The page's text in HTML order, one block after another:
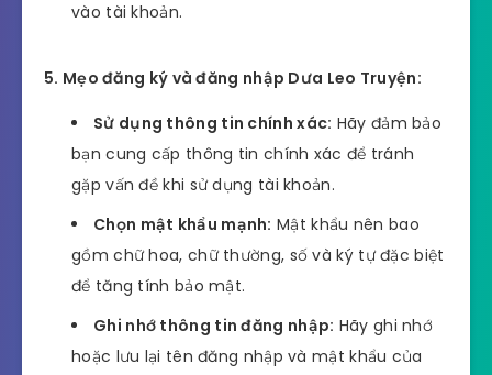
vào tài khoản.
5. Mẹo đăng ký và đăng nhập Dưa Leo Truyện:
Sử dụng thông tin chính xác: Hãy đảm bảo
bạn cung cấp thông tin chính xác để tránh
gặp vấn đề khi sử dụng tài khoản.
Chọn mật khẩu mạnh: Mật khẩu nên bao
gồm chữ hoa, chữ thường, số và ký tự đặc biệt
để tăng tính bảo mật.
Ghi nhớ thông tin đăng nhập: Hãy ghi nhớ
hoặc lưu lại tên đăng nhập và mật khẩu của